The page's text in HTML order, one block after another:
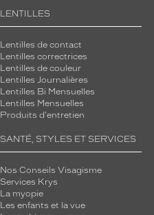
LENTILLES
Lentilles de contact
Lentilles correctrices
Lentilles de couleur
Lentilles Journalières
Lentilles Bi Mensuelles
Lentilles Mensuelles
Produits d'entretien
SANTÉ, STYLES ET SERVICES
Nos Conseils Visagisme
Services Krys
La myopie
Les enfants et la vue